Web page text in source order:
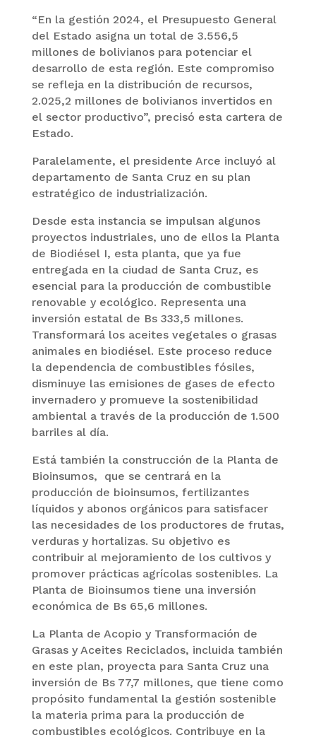
“En la gestión 2024, el Presupuesto General
del Estado asigna un total de 3.556,5
millones de bolivianos para potenciar el
desarrollo de esta región. Este compromiso
se refleja en la distribución de recursos,
2.025,2 millones de bolivianos invertidos en
el sector productivo”, precisó esta cartera de
Estado.
Paralelamente, el presidente Arce incluyó al
departamento de Santa Cruz en su plan
estratégico de industrialización.
Desde esta instancia se impulsan algunos
proyectos industriales, uno de ellos la Planta
de Biodiésel I, esta planta, que ya fue
entregada en la ciudad de Santa Cruz, es
esencial para la producción de combustible
renovable y ecológico. Representa una
inversión estatal de Bs 333,5 millones.
Transformará los aceites vegetales o grasas
animales en biodiésel. Este proceso reduce
la dependencia de combustibles fósiles,
disminuye las emisiones de gases de efecto
invernadero y promueve la sostenibilidad
ambiental a través de la producción de 1.500
barriles al día.
Está también la construcción de la Planta de
Bioinsumos, que se centrará en la
producción de bioinsumos, fertilizantes
líquidos y abonos orgánicos para satisfacer
las necesidades de los productores de frutas,
verduras y hortalizas. Su objetivo es
contribuir al mejoramiento de los cultivos y
promover prácticas agrícolas sostenibles. La
Planta de Bioinsumos tiene una inversión
económica de Bs 65,6 millones.
La Planta de Acopio y Transformación de
Grasas y Aceites Reciclados, incluida también
en este plan, proyecta para Santa Cruz una
inversión de Bs 77,7 millones, que tiene como
propósito fundamental la gestión sostenible
la materia prima para la producción de
combustibles ecológicos. Contribuye en la